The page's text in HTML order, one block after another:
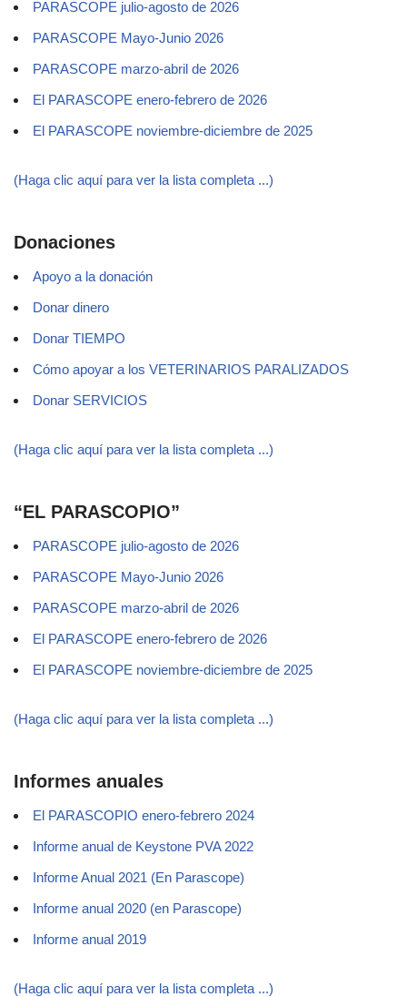
PARASCOPE julio-agosto de 2026
PARASCOPE Mayo-Junio 2026
PARASCOPE marzo-abril de 2026
El PARASCOPE enero-febrero de 2026
El PARASCOPE noviembre-diciembre de 2025
(Haga clic aquí para ver la lista completa ...)
Donaciones
Apoyo a la donación
Donar dinero
Donar TIEMPO
Cómo apoyar a los VETERINARIOS PARALIZADOS
Donar SERVICIOS
(Haga clic aquí para ver la lista completa ...)
“EL PARASCOPIO”
PARASCOPE julio-agosto de 2026
PARASCOPE Mayo-Junio 2026
PARASCOPE marzo-abril de 2026
El PARASCOPE enero-febrero de 2026
El PARASCOPE noviembre-diciembre de 2025
(Haga clic aquí para ver la lista completa ...)
Informes anuales
El PARASCOPIO enero-febrero 2024
Informe anual de Keystone PVA 2022
Informe Anual 2021 (En Parascope)
Informe anual 2020 (en Parascope)
Informe anual 2019
(Haga clic aquí para ver la lista completa ...)